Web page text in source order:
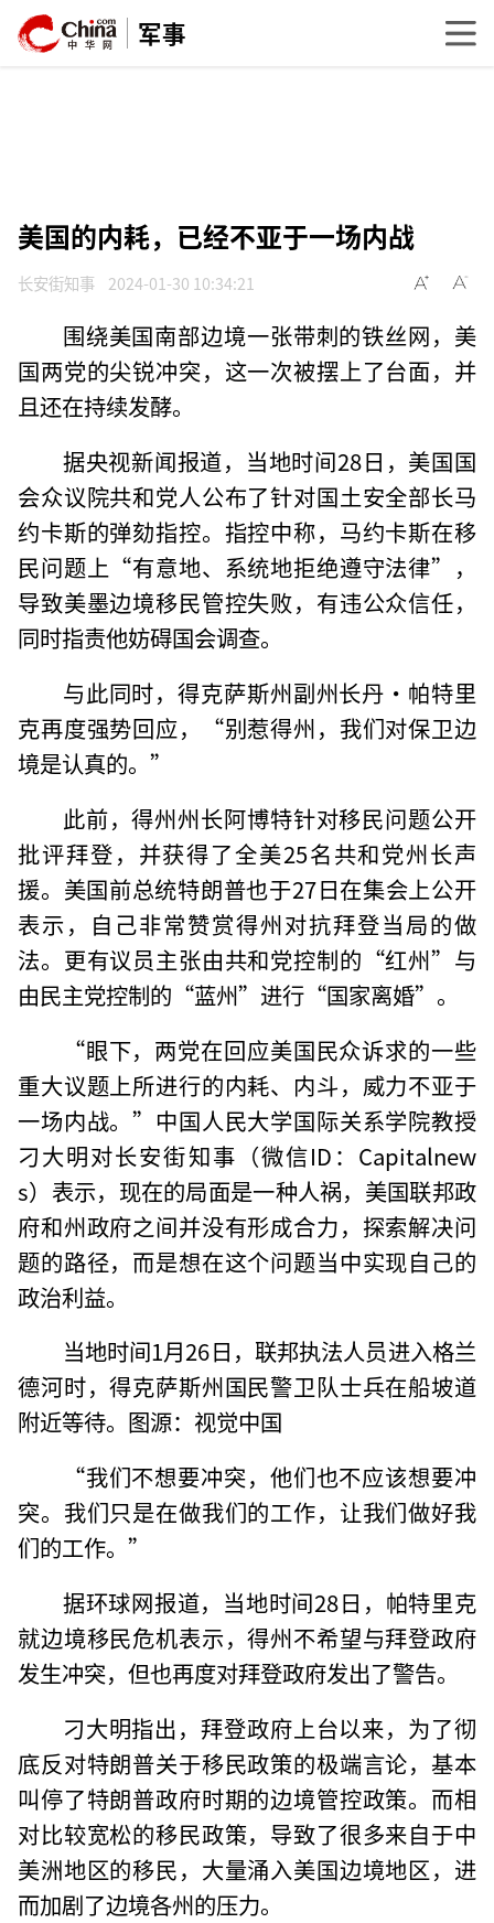
军事
美国的内耗，已经不亚于一场内战
长安街知事 2024-01-30 10:34:21
围绕美国南部边境一张带刺的铁丝网，美
国两党的尖锐冲突，这一次被摆上了台面，并
且还在持续发酵。
据央视新闻报道，当地时间28日，美国国
会众议院共和党人公布了针对国土安全部长马
约卡斯的弹劾指控。指控中称，马约卡斯在移
民问题上“有意地、系统地拒绝遵守法律”，
导致美墨边境移民管控失败，有违公众信任，
同时指责他妨碍国会调查。
与此同时，得克萨斯州副州长丹·帕特里
克再度强势回应，“别惹得州，我们对保卫边
境是认真的。”
此前，得州州长阿博特针对移民问题公开
批评拜登，并获得了全美25名共和党州长声
援。美国前总统特朗普也于27日在集会上公开
表示，自己非常赞赏得州对抗拜登当局的做
法。更有议员主张由共和党控制的“红州”与
由民主党控制的“蓝州”进行“国家离婚”。
“眼下，两党在回应美国民众诉求的一些
重大议题上所进行的内耗、内斗，威力不亚于
一场内战。”中国人民大学国际关系学院教授
刁大明对长安街知事（微信ID：Capitalnew
s）表示，现在的局面是一种人祸，美国联邦政
府和州政府之间并没有形成合力，探索解决问
题的路径，而是想在这个问题当中实现自己的
政治利益。
当地时间1月26日，联邦执法人员进入格兰
德河时，得克萨斯州国民警卫队士兵在船坡道
附近等待。图源：视觉中国
“我们不想要冲突，他们也不应该想要冲
突。我们只是在做我们的工作，让我们做好我
们的工作。”
据环球网报道，当地时间28日，帕特里克
就边境移民危机表示，得州不希望与拜登政府
发生冲突，但也再度对拜登政府发出了警告。
刁大明指出，拜登政府上台以来，为了彻
底反对特朗普关于移民政策的极端言论，基本
叫停了特朗普政府时期的边境管控政策。而相
对比较宽松的移民政策，导致了很多来自于中
美洲地区的移民，大量涌入美国边境地区，进
而加剧了边境各州的压力。